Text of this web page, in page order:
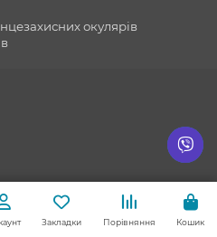
окулярів
Закладки Порівняння Кошик